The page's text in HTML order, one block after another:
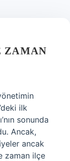
ZAMAN
ilk
sonunda
Ancak,
ancak
zaman ilçe